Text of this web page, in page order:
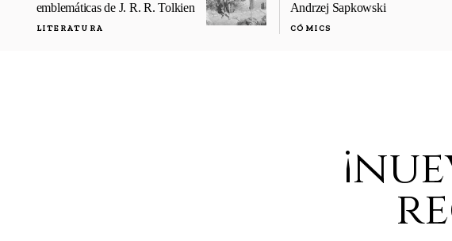
emblemáticas de J. R. R. Tolkien
LITERATURA
Andrzej Sapkowski
CÓMICS